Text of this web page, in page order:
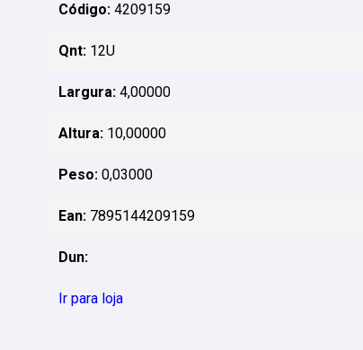
Código:4209159
Qnt:12U
Largura:4,00000
Altura:10,00000
Peso:0,03000
Ean:7895144209159
Dun:
Ir para loja